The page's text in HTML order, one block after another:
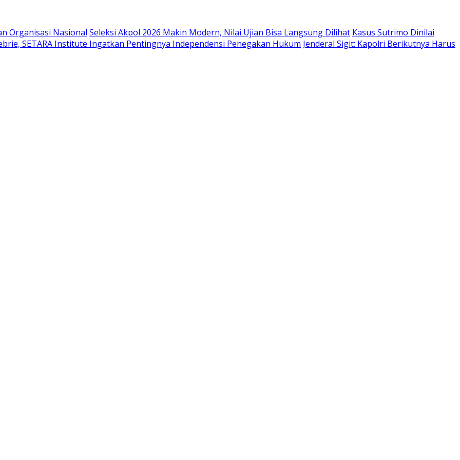
Organisasi Nasional Seleksi Akpol 2026 Makin Modern, Nilai Ujian Bisa Langsung Dilihat Kasus Sutrimo Dinilai
SETARA Institute Ingatkan Pentingnya Independensi Penegakan Hukum Jenderal Sigit: Kapolri Berikutnya Harus